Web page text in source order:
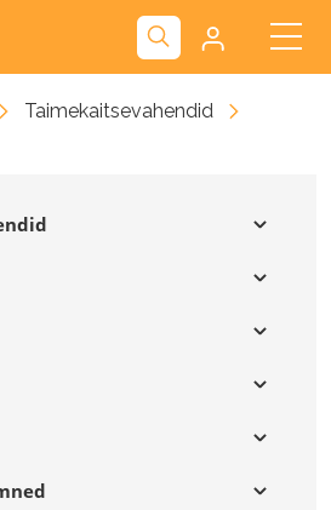
Kliendiportaal
Taimekaitsevahendid